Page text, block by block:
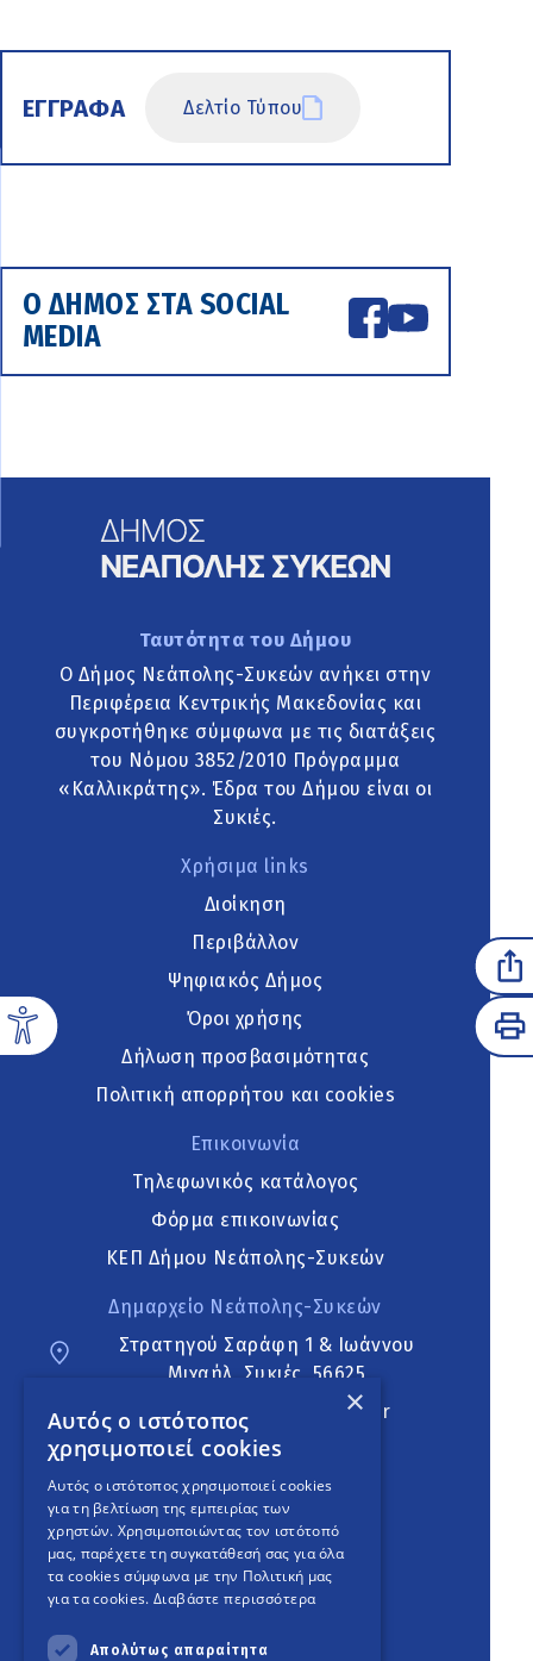
ΕΓΓΡΑΦΑ Δελτίο Τύπου
Ο ΔΗΜΟΣ ΣΤΑ SOCIAL
MEDIA
Ταυτότητα του Δήμου
Ο Δήμος Νεάπολης-Συκεών ανήκει στην
Περιφέρεια Κεντρικής Μακεδονίας και
συγκροτήθηκε σύμφωνα με τις διατάξεις
του Νόμου 3852/2010 Πρόγραμμα
«Καλλικράτης». Έδρα του Δήμου είναι οι
Συκιές.
Χρήσιμα links
Διοίκηση
Περιβάλλον
Ψηφιακός Δήμος
Όροι χρήσης
Δήλωση προσβασιμότητας
Πολιτική απορρήτου και cookies
Επικοινωνία
Τηλεφωνικός κατάλογος
Φόρμα επικοινωνίας
ΚΕΠ Δήμου Νεάπολης-Συκεών
Δημαρχείο Νεάπολης-Συκεών
Στρατηγού Σαράφη 1 & Ιωάννου
Μιχαήλ, Συκιές, 56625
neapoli.sykies@ddt.gov.gr
Ακολουθήστε
English Version
An project
×
Αυτός ο ιστότοπος
χρησιμοποιεί cookies
Αυτός ο ιστότοπος χρησιμοποιεί cookies
για τη βελτίωση της εμπειρίας των
χρηστών. Χρησιμοποιώντας τον ιστότοπό
μας, παρέχετε τη συγκατάθεσή σας για όλα
τα cookies σύμφωνα με την Πολιτική μας
για τα cookies. Διαβάστε περισσότερα
Απολύτως απαραίτητα